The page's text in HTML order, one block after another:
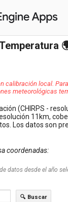
calibración local.
meteorológicas
(CHIRPS -
11km,
Los datos son
coordenadas:
datos desde el año
🔍 Buscar